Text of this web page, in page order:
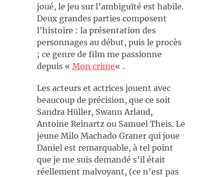
joué, le jeu sur l’ambiguïté est habile.
Deux grandes parties composent
l’histoire : la présentation des
personnages au début, puis le procès
; ce genre de film me passionne
depuis « Mon crime« .
Les acteurs et actrices jouent avec
beaucoup de précision, que ce soit
Sandra Hüller, Swann Arlaud,
Antoine Reinartz ou Samuel Theis. Le
jeune Milo Machado Graner qui joue
Daniel est remarquable, à tel point
que je me suis demandé s’il était
réellement malvoyant, (ce n’est pas